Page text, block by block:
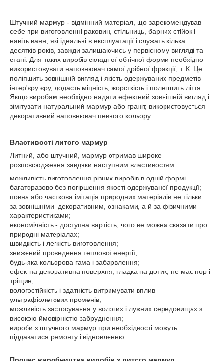
Штучний мармур - відмінний матеріал, що зарекомендував
себе при виготовленні раковин, стільниць, барних стійок і
навіть ванн, які ідеальні в експлуатації і служать кілька
десятків років, завжди залишаючись у первісному вигляді та
стані. Для таких виробів складної обтічної форми необхідно
використовувати наповнювач самої дрібної фракції, т. К. Це
поліпшить зовнішній вигляд і якість одержуваних предметів
інтер'єру єру, додасть міцність, жорсткість і полегшить ліття.
Якщо виробам необхідно надати ефектний зовнішній вигляд і
зімітувати натуральний мармур або граніт, використовується
декоративний наповнювач певного кольору.
Властивості литого мармур
Литний, або штучний, мармур отримав широке
розповсюдження завдяки наступним властивостям:
можливість виготовлення різних виробів в одній формі
багаторазово без погіршення якості одержуваної продукції;
повна або часткова імітація природних матеріалів не тільки
за зовнішніми, декоративним, ознаками, а й за фізичними
характеристиками;
економічність - доступна вартість, чого не можна сказати про
природні матеріалах;
швидкість і легкість виготовлення;
знижений проведення теплової енергії;
будь-яка кольорова гама і забарвлення;
ефектна декоративна поверхня, гладка на дотик, не має пор і
тріщин;
вологостійкість і здатність витримувати вплив
ультрафіолетових променів;
можливість застосування у вологих і лужних середовищах з
високою ймовірністю забруднення;
вироби з штучного мармур при необхідності можуть
піддаватися ремонту і відновленню.